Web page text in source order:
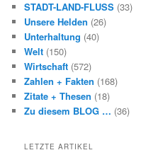
STADT-LAND-FLUSS (33)
Unsere Helden (26)
Unterhaltung (40)
Welt (150)
Wirtschaft (572)
Zahlen + Fakten (168)
Zitate + Thesen (18)
Zu diesem BLOG … (36)
LETZTE ARTIKEL